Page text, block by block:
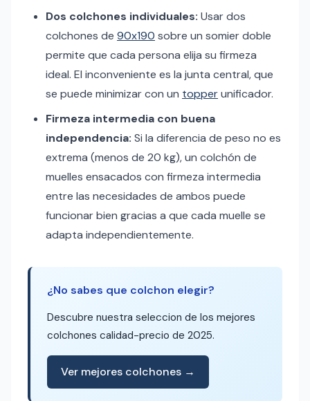
Dos colchones individuales: Usar dos
colchones de 90x190 sobre un somier doble
permite que cada persona elija su firmeza
ideal. El inconveniente es la junta central, que
se puede minimizar con un topperunificador.
Firmeza intermedia con buena
independencia: Si la diferencia de peso no es
extrema (menos de 20 kg), un colchón de
muelles ensacados con firmeza intermedia
entre las necesidades de ambos puede
funcionar bien gracias a que cada muelle se
adapta independientemente.
¿No sabes que colchon elegir?
Descubre nuestra seleccion de los mejores
colchones calidad-precio de 2025.
Ver mejores colchones →